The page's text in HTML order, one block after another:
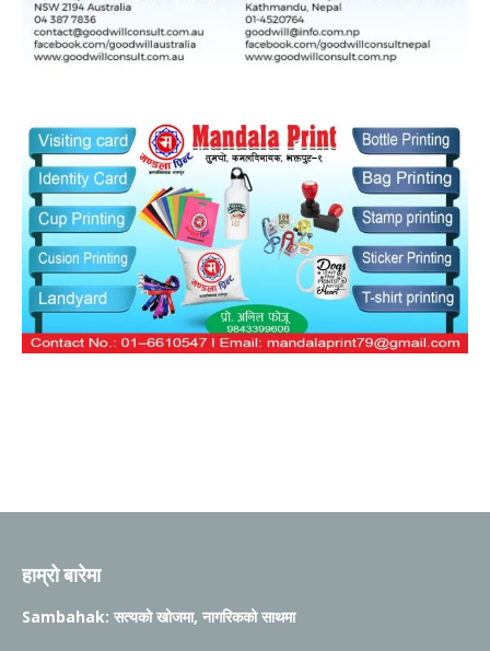
हाम्रो बारेमा
Sambahak: सत्यको खोजमा, नागरिकको साथमा